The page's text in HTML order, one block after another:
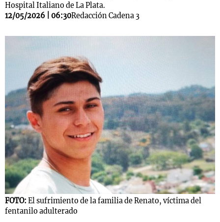
Hospital Italiano de La Plata.
12/05/2026 | 06:30Redacción Cadena 3
FOTO: El sufrimiento de la familia de Renato, víctima del
fentanilo adulterado
Notas
Mundial 2026
Notas
La Sole en